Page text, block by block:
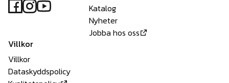
Katalog
Nyheter
Jobba hos oss
Villkor
Villkor
Dataskyddspolicy